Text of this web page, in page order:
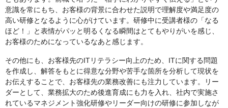
意識を常にもち、お客様の背景に合わせた説明で理解度や満足度の
高い研修となるように心がけています。研修中に受講者様の「なる
ほど！」と表情がパッと明るくなる瞬間はとてもやりがいを感じ、
お客様のためになっているなあと感じます。
その他にも、お客様先のITリテラシー向上のため、ITに関する問題
を作成し、解答をもとに得意な分野や苦手な箇所を分析して現状を
お伝えすることで、お客様先の業務改善にも注力しています。リー
ダーとして、業務拡大のため後進育成にも力を入れ、社内で実施さ
れているマネジメント強化研修やリーダー向けの研修に参加しなが